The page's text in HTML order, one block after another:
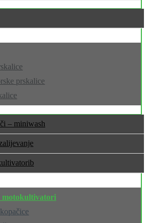
prskalice
– miniwash
motokultivatori